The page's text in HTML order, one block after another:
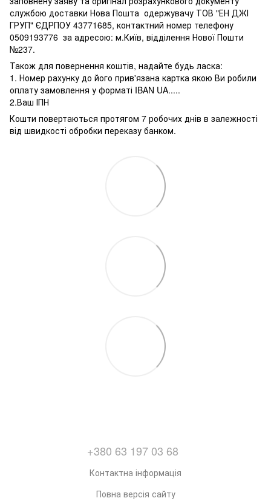
службою доставки Нова Пошта одержувачу ТОВ "ЕН ДЖІ
ГРУП" ЄДРПОУ 43771685, контактний номер телефону
0509193776 за адресою: м.Київ, відділення Нової Пошти
№237.
Також для повернення коштів, надайте будь ласка:
1. Номер рахунку до його прив'язана картка якою Ви робили
оплату замовлення у форматі IBAN UA.....
2.Ваш ІПН
Кошти повертаються протягом 7 робочих днів в залежності
від швидкості обробки переказу банком.
+380 63 197 03 68
Контактна інформація
Повна версія сайту